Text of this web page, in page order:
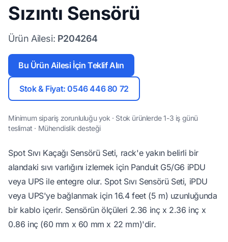
Sızıntı Sensörü
Ürün Ailesi: P204264
Bu Ürün Ailesi İçin Teklif Alın
Stok & Fiyat: 0546 446 80 72
Minimum sipariş zorunluluğu yok · Stok ürünlerde 1-3 iş günü
teslimat · Mühendislik desteği
Spot Sıvı Kaçağı Sensörü Seti, rack'e yakın belirli bir
alandaki sıvı varlığını izlemek için Panduit G5/G6 iPDU
veya UPS ile entegre olur. Spot Sıvı Sensörü Seti, iPDU
veya UPS'ye bağlanmak için 16.4 feet (5 m) uzunluğunda
bir kablo içerir. Sensörün ölçüleri 2.36 inç x 2.36 inç x
0.86 inç (60 mm x 60 mm x 22 mm)'dir.